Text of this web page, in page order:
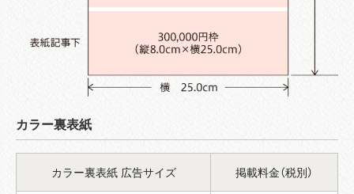
カラー裏表紙
カラー裏表紙 広告サイズ 掲載料金（税別）